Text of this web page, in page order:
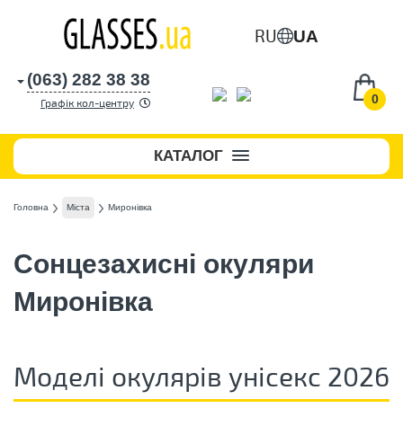
RU UA
0
(063) 282 38 38
Графік кол-центру
КАТАЛОГ
Головна Міста Миронівка
Сонцезахисні окуляри
Миронівка
Моделі окулярів унісекс 2026